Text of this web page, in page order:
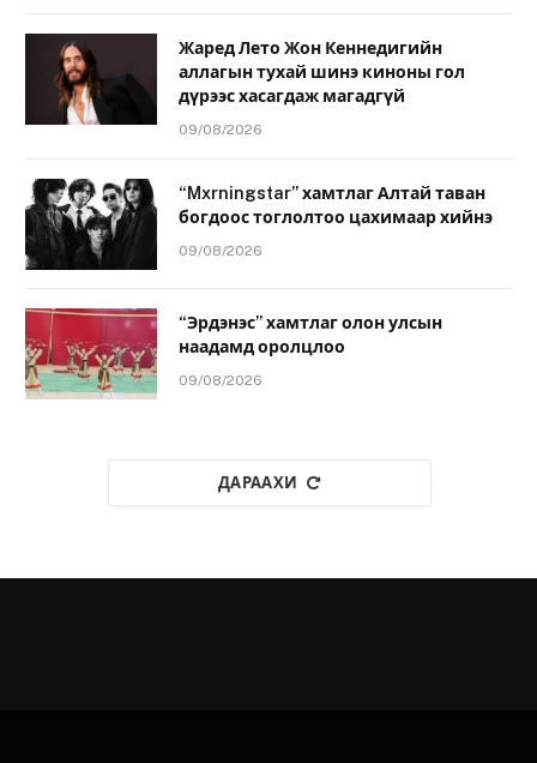
Жаред Лето Жон Кеннедигийн
аллагын тухай шинэ киноны гол
дүрээс хасагдаж магадгүй
09/08/2026
“Mxrningstar” хамтлаг Алтай таван
богдоос тоглолтоо цахимаар хийнэ
09/08/2026
“Эрдэнэс” хамтлаг олон улсын
наадамд оролцлоо
09/08/2026
ДАРААХИ